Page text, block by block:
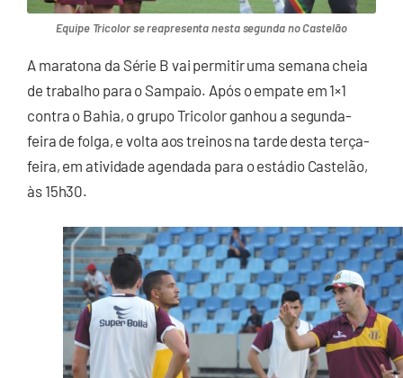
Equipe Tricolor se reapresenta nesta segunda no Castelão
A maratona da Série B vai permitir uma semana cheia
de trabalho para o Sampaio. Após o empate em 1×1
contra o Bahia, o grupo Tricolor ganhou a segunda-
feira de folga, e volta aos treinos na tarde desta terça-
feira, em atividade agendada para o estádio Castelão,
às 15h30.